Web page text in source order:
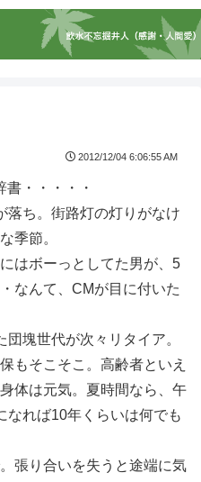
2012/12/04 6:06:55 AM
・・・・・
落ち。街路灯の灯りがなけ
季節。
はボーっとしてた男が、5
なんて、CMが目に付いた
塊世代が次々リタイア。
もそこそこ。高齢者といえ
体は元気。夏時間なら、午
なれば10年くらいは何でも
張り合いを失うと途端に気